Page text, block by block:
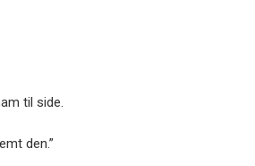
til side.
den.”